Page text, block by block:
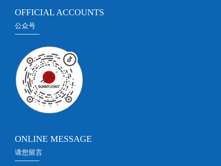
OFFICIAL ACCOUNTS
公众号
ONLINE MESSAGE
请您留言